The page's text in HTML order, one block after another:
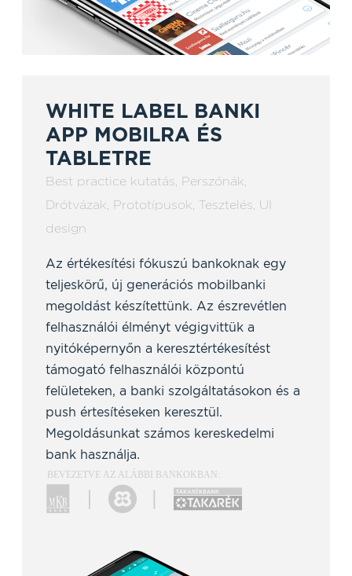
WHITE LABEL BANKI
APP MOBILRA ÉS
TABLETRE
Best practice kutatás, Perszónák,
Drótvázak, Prototípusok, Tesztelés, UI
design
Az értékesítési fókuszú bankoknak egy
teljeskörű, új generációs mobilbanki
megoldást készítettünk. Az észrevétlen
felhasználói élményt végigvittük a
nyitóképernyőn a keresztértékesítést
támogató felhasználói központú
felületeken, a banki szolgáltatásokon és a
push értesítéseken keresztül.
Megoldásunkat számos kereskedelmi
bank használja.